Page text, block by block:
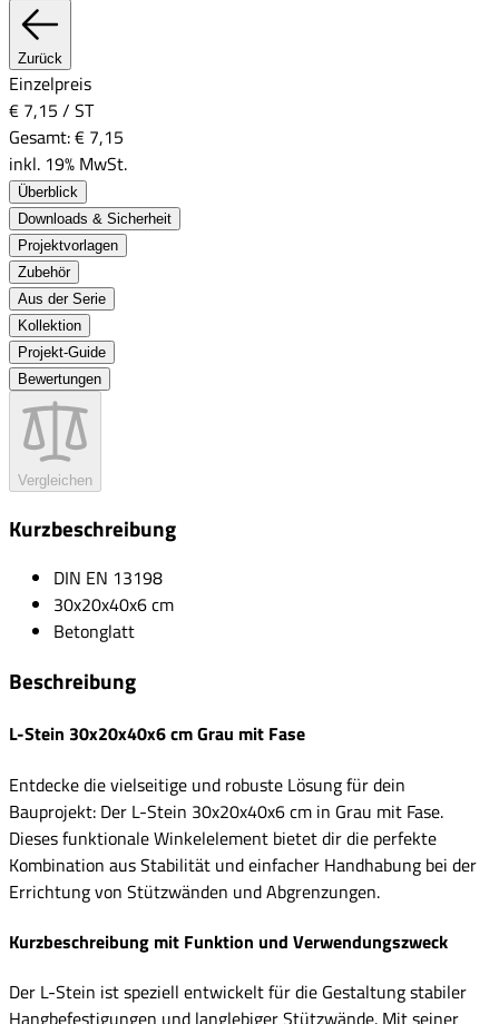
Zurück
Einzelpreis
€ 7,15 / ST
Gesamt:€ 7,15
inkl. 19% MwSt.
Überblick
Downloads & Sicherheit
Projektvorlagen
Zubehör
Aus der Serie
Kollektion
Projekt-Guide
Bewertungen
Vergleichen
Kurzbeschreibung
DIN EN 13198
30x20x40x6 cm
Betonglatt
Beschreibung
L-Stein 30x20x40x6 cm Grau mit Fase
Entdecke die vielseitige und robuste Lösung für dein
Bauprojekt: Der L-Stein 30x20x40x6 cm in Grau mit Fase.
Dieses funktionale Winkelelement bietet dir die perfekte
Kombination aus Stabilität und einfacher Handhabung bei der
Errichtung von Stützwänden und Abgrenzungen.
Kurzbeschreibung mit Funktion und Verwendungszweck
Der L-Stein ist speziell entwickelt für die Gestaltung stabiler
Hangbefestigungen und langlebiger Stützwände. Mit seiner